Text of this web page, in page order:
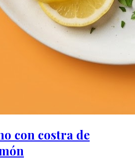
con costra de